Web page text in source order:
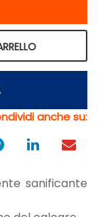
Quantità
anche su:
sanificante